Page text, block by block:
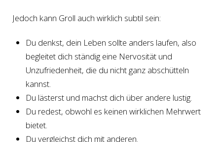
Jedoch kann Groll auch wirklich subtil sein:
Du denkst, dein Leben sollte anders laufen, also
begleitet dich ständig eine Nervosität und
Unzufriedenheit, die du nicht ganz abschütteln
kannst.
Du lästerst und machst dich über andere lustig.
Du redest, obwohl es keinen wirklichen Mehrwert
bietet.
Du vergleichst dich mit anderen.